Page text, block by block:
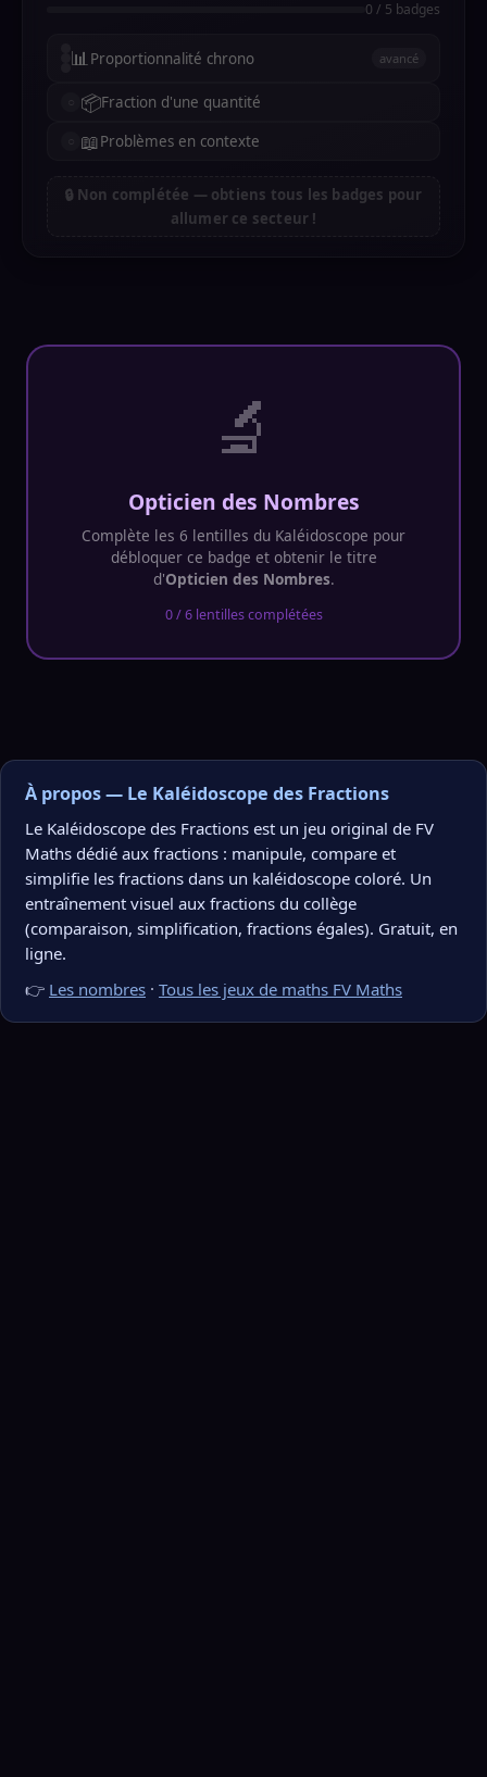
0 / 5 badges
📊Proportionnalité chrono avancé
📦Fraction d'une quantité
📖Problèmes en contexte
🔒 Non complétée — obtiens tous les badges pour
allumer ce secteur !
🔬
Opticien des Nombres
Complète les 6 lentilles du Kaléidoscope pour
débloquer ce badge et obtenir le titre
d'Opticien des Nombres.
0 / 6 lentilles complétées
À propos — Le Kaléidoscope des Fractions
Le Kaléidoscope des Fractions est un jeu original de FV
Maths dédié aux fractions : manipule, compare et
simplifie les fractions dans un kaléidoscope coloré. Un
entraînement visuel aux fractions du collège
(comparaison, simplification, fractions égales). Gratuit, en
ligne.
👉 Les nombres · Tous les jeux de maths FV Maths